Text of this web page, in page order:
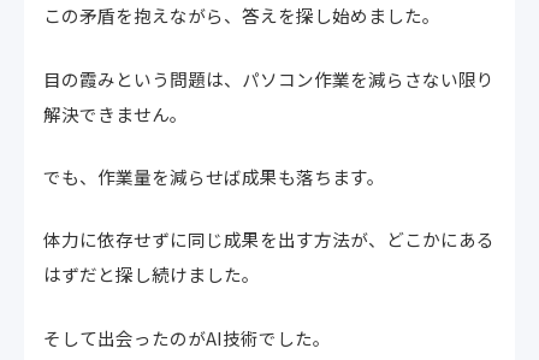
この矛盾を抱えながら、答えを探し始めました。
目の霞みという問題は、パソコン作業を減らさない限り
解決できません。
でも、作業量を減らせば成果も落ちます。
体力に依存せずに同じ成果を出す方法が、どこかにある
はずだと探し続けました。
そして出会ったのがAI技術でした。